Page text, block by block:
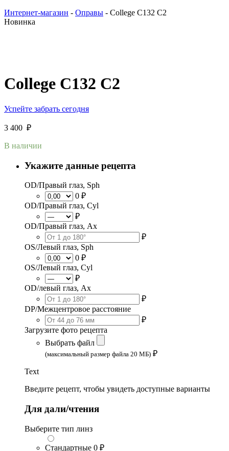
Интернет-магазин - Оправы - College C132 C2
Новинка
College C132 C2
Успейте забрать сегодня
3 400 ₽
В наличии
Укажите данные рецепта
OD/Правый глаз, Sph
0 ₽
OD/Правый глаз, Cyl
₽
OD/Правый глаз, Ax
₽
OS/Левый глаз, Sph
0 ₽
OS/Левый глаз, Cyl
₽
OD/левый глаз, Ax
₽
DP/Межцентровое расстояние
₽
Загрузите фото рецепта
Выбрать файл
(максимальный размер файла 20 МБ) ₽
Text
Введите рецепт, чтобы увидеть доступные варианты
Для дали/чтения
Выберите тип линз
Стандартные 0 ₽